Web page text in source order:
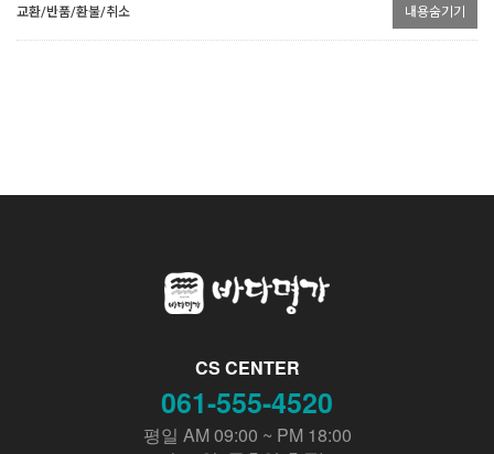
교환/반품/환불/취소 내용숨기기
CS CENTER
061-555-4520
평일 AM 09:00 ~ PM 18:00